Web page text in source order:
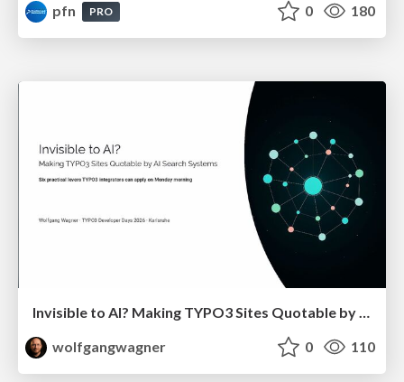
pfn
PRO 0 180
Invisible to AI? Making TYPO3 Sites Quotable by AI Search Systems
wolfgangwagner
0 110